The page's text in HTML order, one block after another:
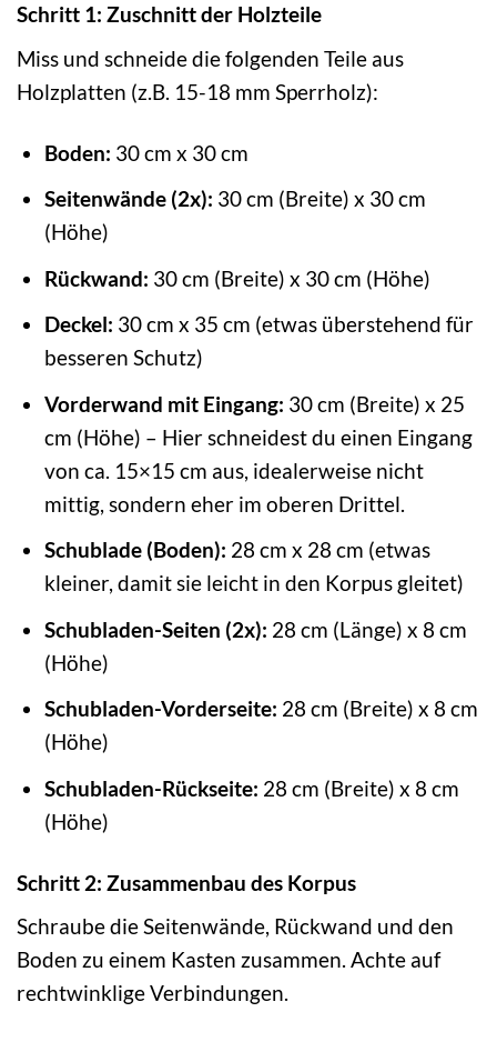
Schritt 1: Zuschnitt der Holzteile
Miss und schneide die folgenden Teile aus
Holzplatten (z.B. 15-18 mm Sperrholz):
Boden: 30 cm x 30 cm
Seitenwände (2x): 30 cm (Breite) x 30 cm
(Höhe)
Rückwand: 30 cm (Breite) x 30 cm (Höhe)
Deckel: 30 cm x 35 cm (etwas überstehend für
besseren Schutz)
Vorderwand mit Eingang: 30 cm (Breite) x 25
cm (Höhe) – Hier schneidest du einen Eingang
von ca. 15×15 cm aus, idealerweise nicht
mittig, sondern eher im oberen Drittel.
Schublade (Boden): 28 cm x 28 cm (etwas
kleiner, damit sie leicht in den Korpus gleitet)
Schubladen-Seiten (2x): 28 cm (Länge) x 8 cm
(Höhe)
Schubladen-Vorderseite: 28 cm (Breite) x 8 cm
(Höhe)
Schubladen-Rückseite: 28 cm (Breite) x 8 cm
(Höhe)
Schritt 2: Zusammenbau des Korpus
Schraube die Seitenwände, Rückwand und den
Boden zu einem Kasten zusammen. Achte auf
rechtwinklige Verbindungen.